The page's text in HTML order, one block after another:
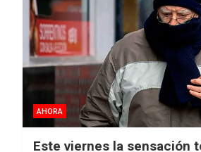
AHORA
Este viernes la sensación